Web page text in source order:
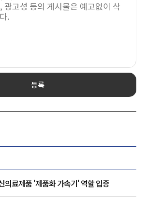
등록
의료제품 '제품화 가속기' 역할 입증